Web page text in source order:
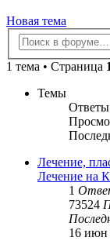
Новая тема
1 тема • Страница
Темы
Ответы
Лечение,
Лечение на
1
73524
16 июн